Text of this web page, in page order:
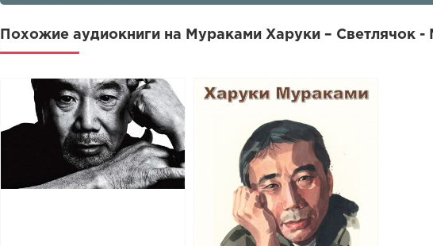
Похожие аудиокниги на Мураками Харуки – Светлячок